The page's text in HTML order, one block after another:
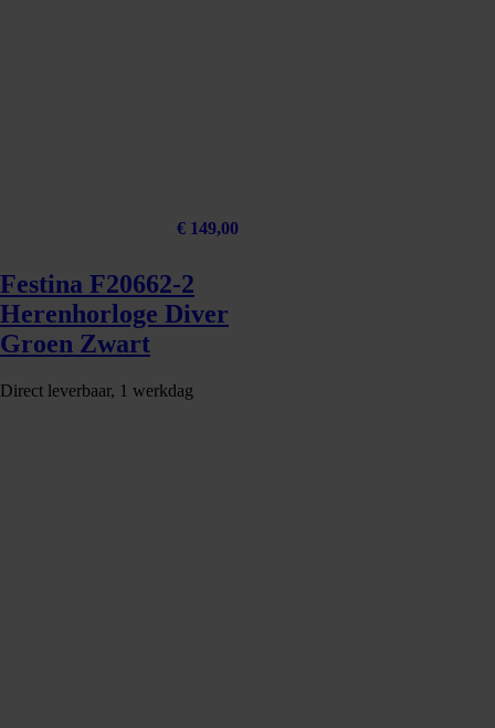
€ 149,00
Festina F20662-2
Herenhorloge Diver
Groen Zwart
Direct leverbaar, 1 werkdag